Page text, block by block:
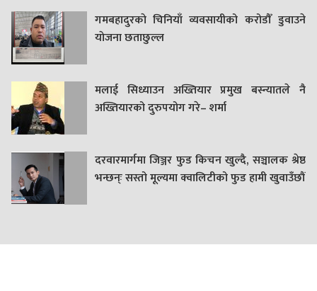
गमबहादुरकाे चिनियाँ व्यवसायीको करोडौँ डुवाउने
याेजना छताछुल्ल
मलाई सिध्याउन अख्तियार प्रमुख बस्न्यातले नै
अख्तियारको दुरुपयोग गरे– शर्मा
दरवारमार्गमा जिञ्जर फुड किचन खुल्दै, सञ्चालक श्रेष्ठ
भन्छन्ः सस्तो मूल्यमा क्वालिटीको फुड हामी खुवाउँछौं